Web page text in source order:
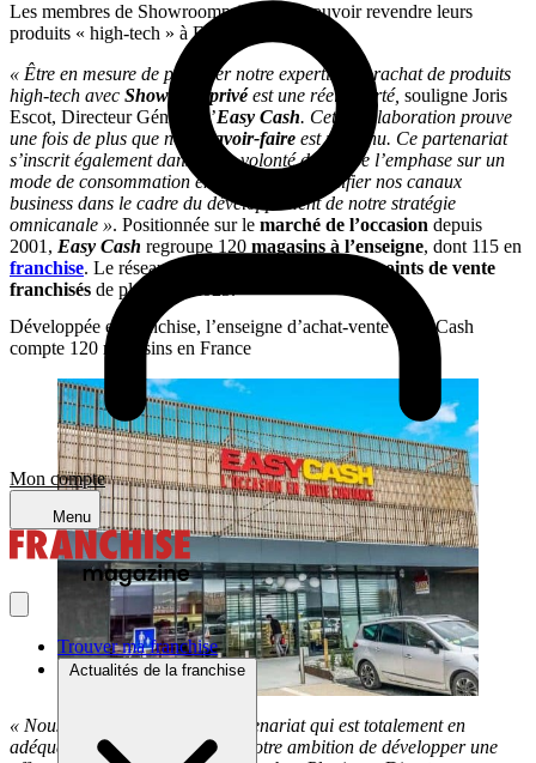
Mon compte
Menu
Trouver ma franchise
Actualités de la franchise
Les membres de Showroomprivé vont pouvoir revendre leurs
produits « high-tech » à Easy Cash
« Être en mesure de proposer notre expertise de rachat de produits
high-tech avec Showroomprivéest une réelle fierté, souligne Joris
Escot, Directeur Général d’Easy Cash. Cette collaboration prouve
une fois de plus que notre
savoir-faire est reconnu. Ce partenariat
s’inscrit également dans notre volonté de mettre l’emphase sur un
mode de consommation engagé et de diversifier nos canaux
business dans le cadre du développement de notre stratégie
omnicanale ». Positionnée sur le marché de l’occasion depuis
2001, Easy Cash regroupe 120 magasins à l’enseigne, dont 115 en
franchise. Le réseau a pour objectif d’ouvrir 50points de vente
franchisés de plus d’ici 2025.
Développée en franchise, l’enseigne d’achat-vente Easy Cash
compte 120 magasins en France
« Nous sommes ravis de ce partenariat qui est totalement en
adéquation avec notre ADN et notre ambition de développer une